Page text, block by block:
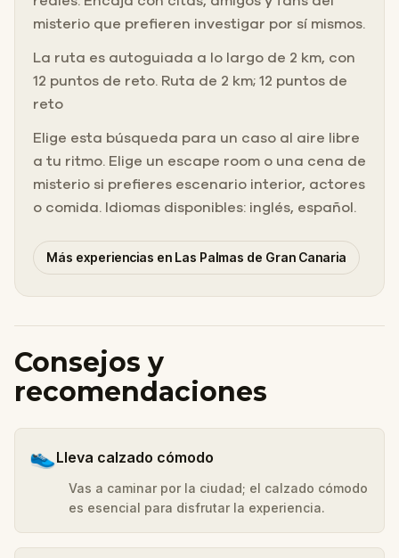
misterio que prefieren investigar por sí mismos.
La ruta es autoguiada a lo largo de 2 km, con
12 puntos de reto. Ruta de 2 km; 12 puntos de
reto
Elige esta búsqueda para un caso al aire libre
a tu ritmo. Elige un escape room o una cena de
misterio si prefieres escenario interior, actores
o comida. Idiomas disponibles: inglés, español.
Más experiencias en Las Palmas de Gran Canaria
Consejos y
recomendaciones
👟Lleva calzado cómodo
Vas a caminar por la ciudad; el calzado cómodo
es esencial para disfrutar la experiencia.